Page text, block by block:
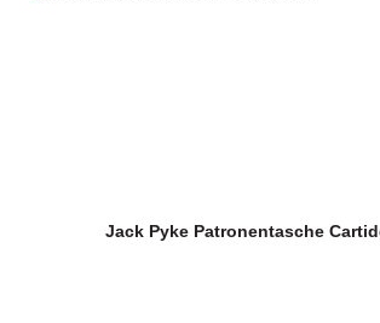
Jack Pyke Patronentasche